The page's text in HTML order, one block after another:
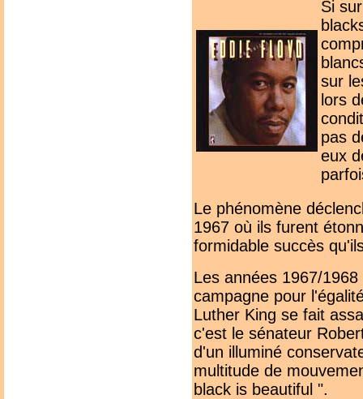
Si
sur
lors
pas
eux
Le phénomène
1967 où ils furent
formidable succès
Les années 1967/
campagne pour
Luther King se fait
c'est le sénateur
d'un illuminé
multitude de
black is beautiful ".